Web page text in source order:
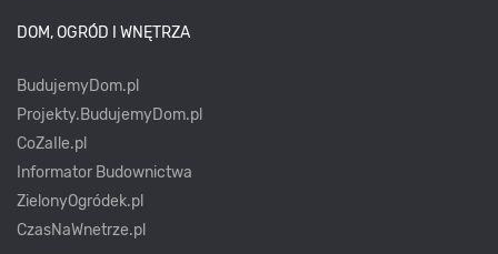
DOM, OGRÓD I WNĘTRZA
BudujemyDom.pl
Projekty.BudujemyDom.pl
CoZaIle.pl
Informator Budownictwa
ZielonyOgródek.pl
CzasNaWnetrze.pl